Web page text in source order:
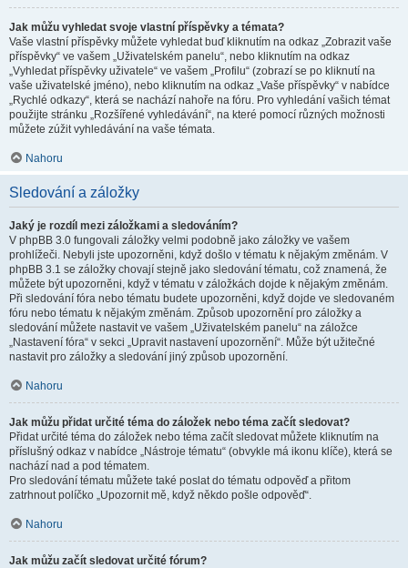
Jak můžu vyhledat svoje vlastní příspěvky a témata?
Vaše vlastní příspěvky můžete vyhledat buď kliknutím na odkaz „Zobrazit vaše
příspěvky“ ve vašem „Uživatelském panelu“, nebo kliknutím na odkaz
„Vyhledat příspěvky uživatele“ ve vašem „Profilu“ (zobrazí se po kliknutí na
vaše uživatelské jméno), nebo kliknutím na odkaz „Vaše příspěvky“ v nabídce
„Rychlé odkazy“, která se nachází nahoře na fóru. Pro vyhledání vašich témat
použijte stránku „Rozšířené vyhledávání“, na které pomocí různých možnosti
můžete zúžit vyhledávání na vaše témata.
Nahoru
Sledování a záložky
Jaký je rozdíl mezi záložkami a sledováním?
V phpBB 3.0 fungovali záložky velmi podobně jako záložky ve vašem
prohlížeči. Nebyli jste upozorněni, když došlo v tématu k nějakým změnám. V
phpBB 3.1 se záložky chovají stejně jako sledování tématu, což znamená, že
můžete být upozorněni, když v tématu v záložkách dojde k nějakým změnám.
Při sledování fóra nebo tématu budete upozorněni, když dojde ve sledovaném
fóru nebo tématu k nějakým změnám. Způsob upozornění pro záložky a
sledování můžete nastavit ve vašem „Uživatelském panelu“ na záložce
„Nastavení fóra“ v sekci „Upravit nastavení upozornění“. Může být užitečné
nastavit pro záložky a sledování jiný způsob upozornění.
Nahoru
Jak můžu přidat určité téma do záložek nebo téma začít sledovat?
Přidat určité téma do záložek nebo téma začít sledovat můžete kliknutím na
příslušný odkaz v nabídce „Nástroje tématu“ (obvykle má ikonu klíče), která se
nachází nad a pod tématem.
Pro sledování tématu můžete také poslat do tématu odpověď a přitom
zatrhnout políčko „Upozornit mě, když někdo pošle odpověď“.
Nahoru
Jak můžu začít sledovat určité fórum?